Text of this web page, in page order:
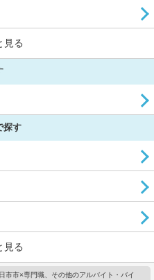
見る
探す
見る
市市×専門職、その他のアルバイト・バイ